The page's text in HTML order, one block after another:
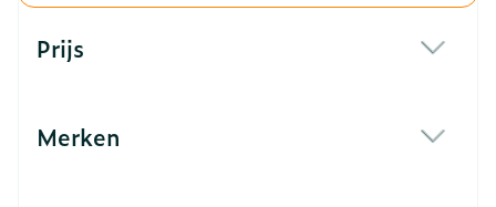
Prijs
Merken